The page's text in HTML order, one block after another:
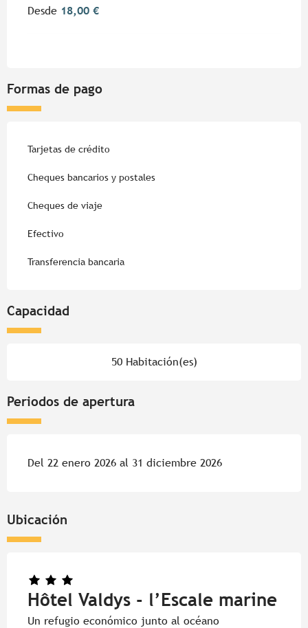
Desde 18,00 €
Formas de pago
Tarjetas de crédito
Cheques bancarios y postales
Cheques de viaje
Efectivo
Transferencia bancaria
Capacidad
50 Habitación(es)
Periodos de apertura
Del 22 enero 2026 al 31 diciembre 2026
Ubicación
Hôtel Valdys - l’Escale marine
Un refugio económico junto al océano